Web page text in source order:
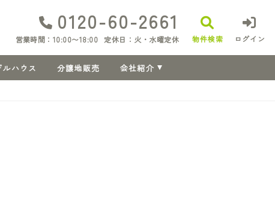
0120-60-2661
営業時間：10:00〜18:00 定休日：火・水曜定休 物件検索 ログイン
ルハウス 分譲地販売 会社紹介